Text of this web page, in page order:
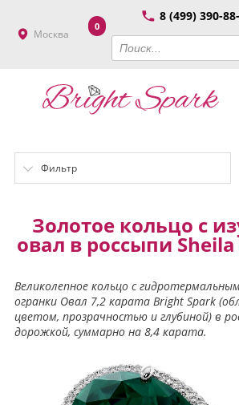
Москва
8 (499) 390-
0
Фильтр
Золотое кольцо с
овал в россыпи Sheila
Великолепное кольцо с
огранки Овал 7,2 карата Bright Spark
цветом, прозрачностью и глубиной) в
дорожкой, суммарно на 8,4 карата.